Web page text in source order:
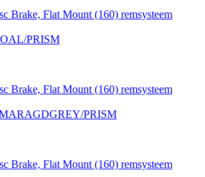
Brake, Flat Mount (160) remsysteem
PRISM
Brake, Flat Mount (160) remsysteem
PRISM
Brake, Flat Mount (160) remsysteem